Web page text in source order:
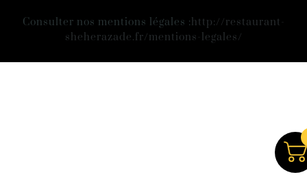
Consulter nos mentions légales : http://restaurant-
sheherazade.fr/mentions-legales/